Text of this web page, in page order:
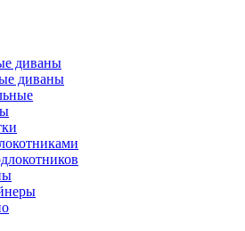
диваны
диваны